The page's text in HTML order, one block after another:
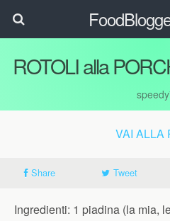
ROTOLI alla
VAI ALLA
Share Tweet
Ingredienti: 1 piadina (la mia,